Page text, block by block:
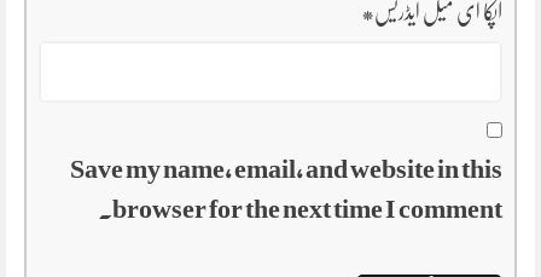
آپکا ای میل ایڈریس*
Save my name, email, and website in this
browser for the next time I comment.